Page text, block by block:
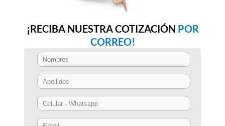
¡RECIBA NUESTRA COTIZACIÓN POR
CORREO!